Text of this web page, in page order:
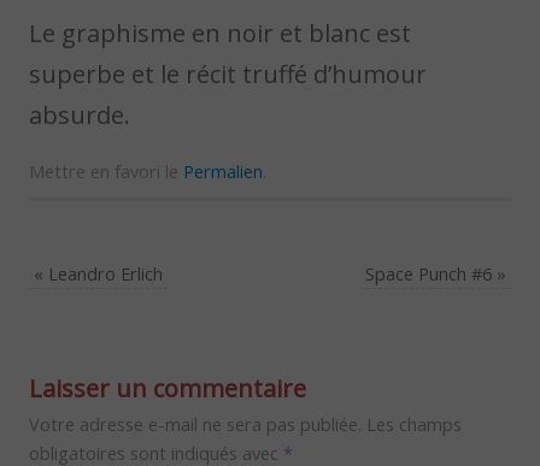
Le graphisme en noir et blanc est
superbe et le récit truffé d’humour
absurde.
Mettre en favori le Permalien
« Leandro Erlich Space Punch #6 »
Laisser un commentaire
Votre adresse e-mail ne sera pas publiée. Les champs
obligatoires sont indiqués avec *